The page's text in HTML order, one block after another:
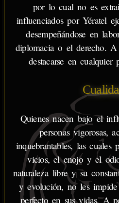
por lo cual no es
influenciados por Yératel
desempeñándose en
diplomacia o el derecho.
destacarse en cualquier
Quienes nacen bajo el
personas vigorosas,
inquebrantables, las cuales
vicios, el enojo y el
naturaleza libre y su
y evolución, no les
perfecto en sus vidas. A